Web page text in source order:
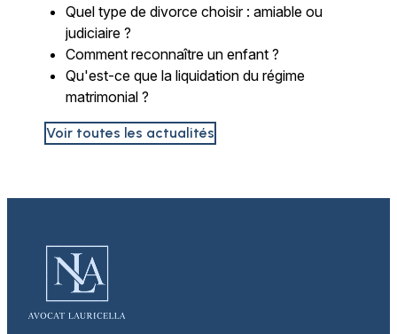
Quel type de divorce choisir : amiable ou
judiciaire ?
Comment reconnaître un enfant ?
Qu'est-ce que la liquidation du régime
matrimonial ?
Voir toutes les actualités